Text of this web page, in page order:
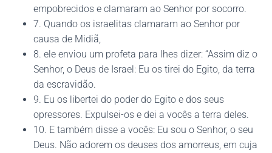
empobrecidos e clamaram ao Senhor por socorro.
7. Quando os israelitas clamaram ao Senhor por
causa de Midiã,
8. ele enviou um profeta para lhes dizer: “Assim diz o
Senhor, o Deus de Israel: Eu os tirei do Egito, da terra
da escravidão.
9. Eu os libertei do poder do Egito e dos seus
opressores. Expulsei-os e dei a vocês a terra deles.
10. E também disse a vocês: Eu sou o Senhor, o seu
Deus. Não adorem os deuses dos amorreus, em cuja